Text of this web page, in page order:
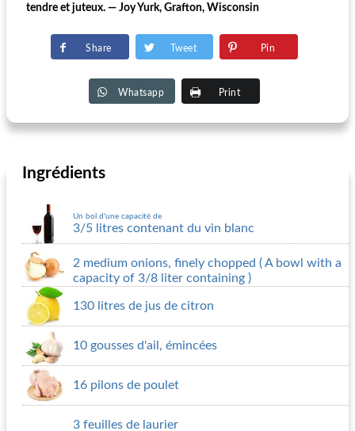
tendre et juteux. — Joy Yurk, Grafton, Wisconsin
Share Tweet Pin
Whatsapp Print
Ingrédients
Un bol d'une capacité de
3/5 litres contenant du vin blanc
2 medium onions, finely chopped ( A bowl with a
capacity of 3/8 liter containing )
130 litres de jus de citron
10 gousses d'ail, émincées
16 pilons de poulet
3 feuilles de laurier